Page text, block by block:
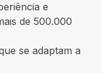
e
de 500.000
se adaptam a